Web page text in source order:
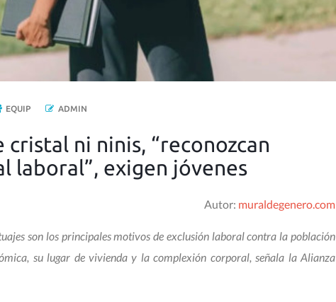
EQUIP ADMIN
ni ninis, “reconozcan
laboral”, exigen jóvenes
Autor: muraldegenero.com
son los principales motivos de exclusión laboral contra la población
su lugar de vivienda y la complexión corporal, señala la Alianza